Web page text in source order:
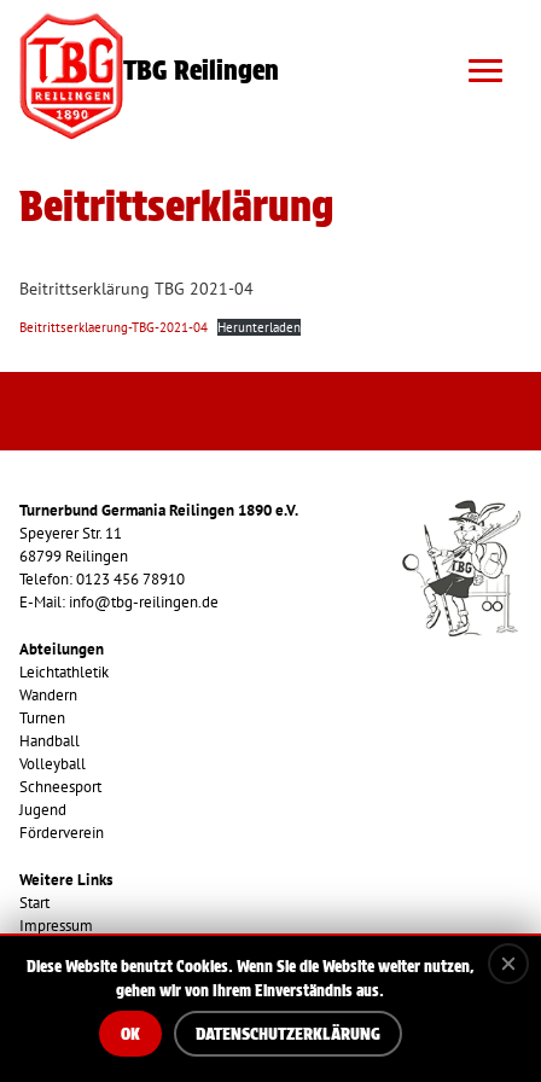
TBG Reilingen
Beitrittserklärung
Beitrittserklärung TBG 2021-04
Beitrittserklaerung-TBG-2021-04 Herunterladen
Turnerbund Germania Reilingen 1890 e.V.
Speyerer Str. 11
68799 Reilingen
Telefon: 0123 456 78910
E-Mail: info@tbg-reilingen.de
Abteilungen
Leichtathletik
Wandern
Turnen
Handball
Volleyball
Schneesport
Jugend
Förderverein
Weitere Links
Start
Impressum
Diese Website benutzt Cookies. Wenn Sie die Website weiter nutzen,
gehen wir von Ihrem Einverständnis aus.
OK DATENSCHUTZERKLÄRUNG